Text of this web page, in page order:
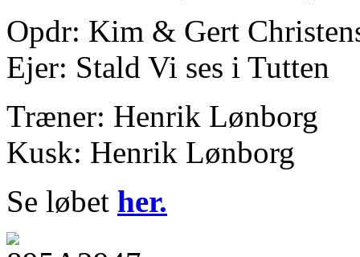
Opdr: Kim & Gert
Ejer: Stald Vi ses i Tutten
Træner: Henrik Lønborg
Kusk: Henrik Lønborg
Se løbet her.